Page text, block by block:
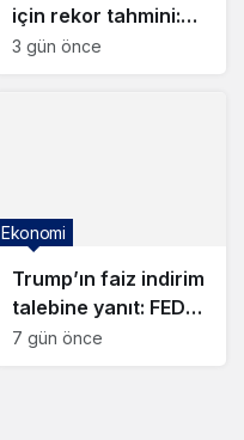
için rekor tahmini:
Yeni hedef
3 gün önce
Trump’ın faiz indirim
talebine yanıt: FED
kararını verdi
Ekonomi
7 gün önce